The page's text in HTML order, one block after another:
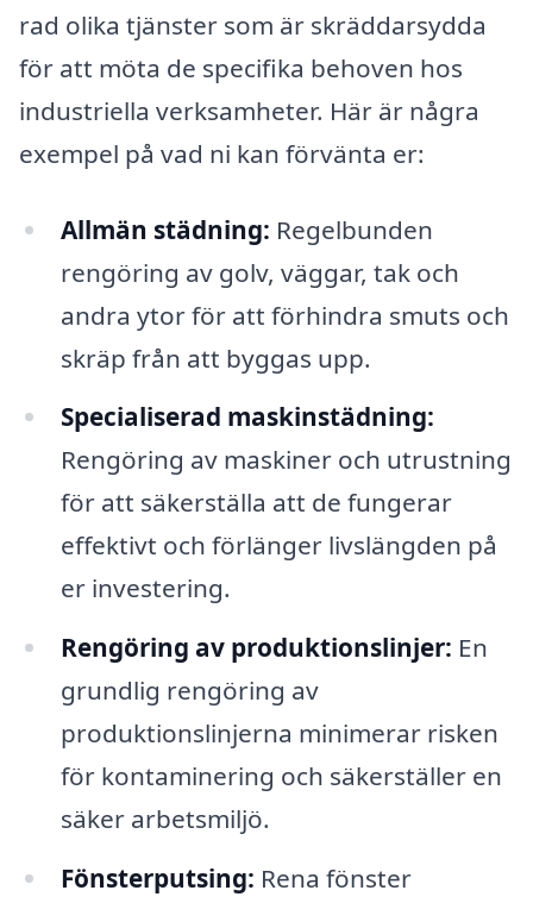
rad olika tjänster som är skräddarsydda
för att möta de specifika behoven hos
industriella verksamheter. Här är några
exempel på vad ni kan förvänta er:
Allmän städning: Regelbunden
rengöring av golv, väggar, tak och
andra ytor för att förhindra smuts och
skräp från att byggas upp.
Specialiserad maskinstädning:
Rengöring av maskiner och utrustning
för att säkerställa att de fungerar
effektivt och förlänger livslängden på
er investering.
Rengöring av produktionslinjer: En
grundlig rengöring av
produktionslinjerna minimerar risken
för kontaminering och säkerställer en
säker arbetsmiljö.
Fönsterputsing: Rena fönster